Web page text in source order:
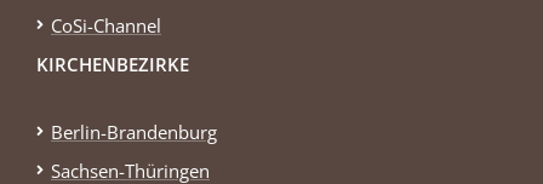
CoSi-Channel
KIRCHENBEZIRKE
Berlin-Brandenburg
Sachsen-Thüringen